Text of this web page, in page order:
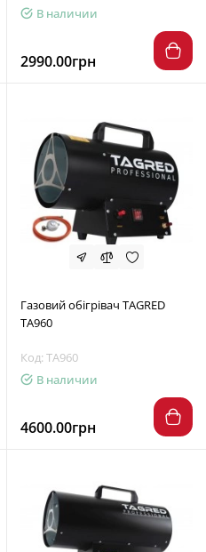
В наличии
2990.00грн
Газовий обігрівач TAGRED
TA960
Код: TA960
В наличии
4600.00грн